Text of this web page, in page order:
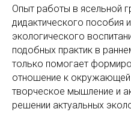
Опыт работы в ясельной
дидактического пособия
экологического
подобных практик в
только помогает
отношение к окружающей
творческое мышление и
решении актуальных